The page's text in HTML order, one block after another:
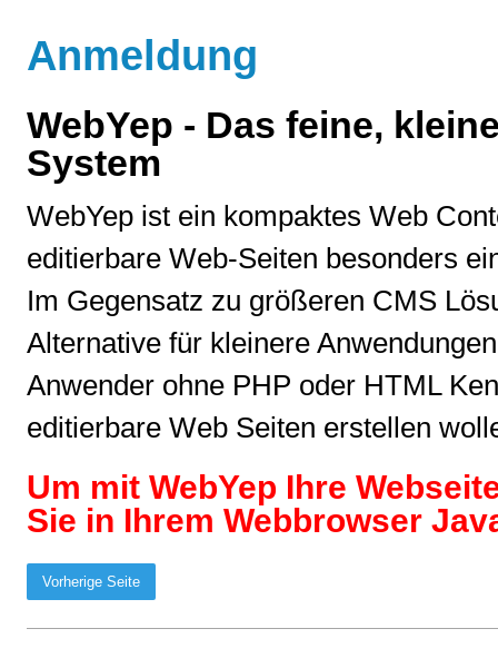
Anmeldung
WebYep - Das feine,
System
WebYep ist ein kompaktes Web
editierbare Web-Seiten besonders
Im Gegensatz zu größeren CMS
Alternative für kleinere
Anwender ohne PHP oder HTML
editierbare Web Seiten erstellen
Um mit WebYep Ihre
Sie in Ihrem Webbrowser
Vorherige Seite